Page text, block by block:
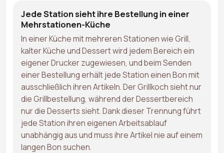
Jede Station sieht ihre Bestellung in einer
Mehrstationen-Küche
In einer Küche mit mehreren Stationen wie Grill,
kalter Küche und Dessert wird jedem Bereich ein
eigener Drucker zugewiesen, und beim Senden
einer Bestellung erhält jede Station einen Bon mit
ausschließlich ihren Artikeln. Der Grillkoch sieht nur
die Grillbestellung, während der Dessertbereich
nur die Desserts sieht. Dank dieser Trennung führt
jede Station ihren eigenen Arbeitsablauf
unabhängig aus und muss ihre Artikel nie auf einem
langen Bon suchen.